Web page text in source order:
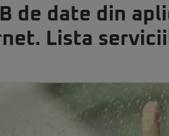
de date din
Lista